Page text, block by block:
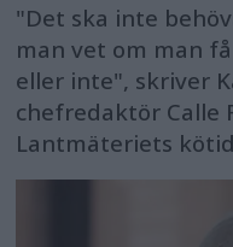
"Det ska inte
man vet om man
eller inte", skriver
chefredaktör Calle
Lantmäteriets